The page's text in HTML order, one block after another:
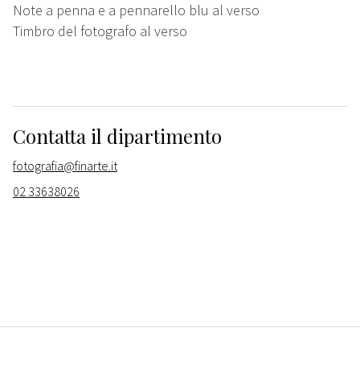
Note a penna e a pennarello blu al verso
Timbro del fotografo al verso
Contatta il dipartimento
fotografia@finarte.it
02 33638026